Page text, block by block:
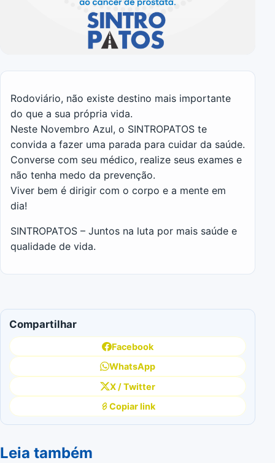
Rodoviário, não existe destino mais importante
do que a sua própria vida.
Neste Novembro Azul, o SINTROPATOS te
convida a fazer uma parada para cuidar da saúde.
Converse com seu médico, realize seus exames e
não tenha medo da prevenção.
Viver bem é dirigir com o corpo e a mente em
dia!
SINTROPATOS – Juntos na luta por mais saúde e
qualidade de vida.
Compartilhar
Facebook
WhatsApp
X / Twitter
Copiar link
Leia também